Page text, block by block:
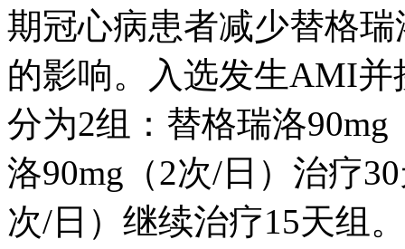
期冠心病患者减少替格
的影响。入选发生AMI
分为2组：替格瑞洛
洛90mg（2次/日）治疗
次/日）继续治疗15天组